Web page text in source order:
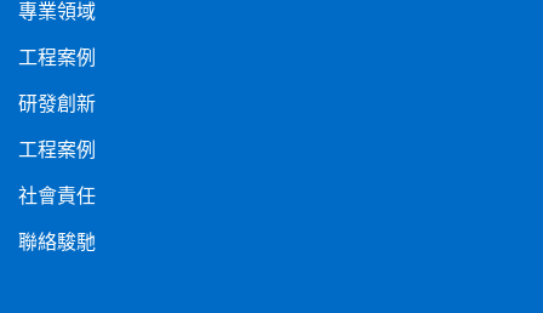
專業領域
工程案例
研發創新
工程案例
社會責任
聯絡駿馳